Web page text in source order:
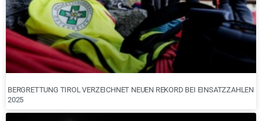
BERGRETTUNG TIROL VERZEICHNET NEUEN REKORD BEI EINSATZZAHLEN
2025